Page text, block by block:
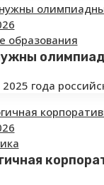
образования
года